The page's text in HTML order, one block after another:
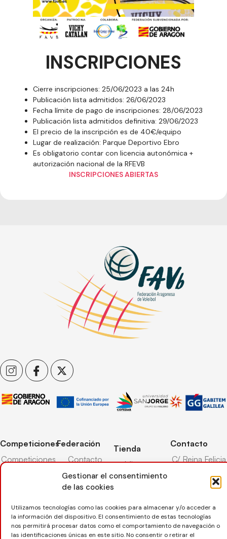
Gestionar el consentimiento
de las cookies
Utilizamos tecnologías como las cookies para almacenar y/o acceder a
la información del dispositivo. El consentimiento de estas tecnologías
nos permitirá procesar datos como el comportamiento de navegación o
las identificaciones únicas en este sitio. No consentir o retirar el
INSCRIPCIONES
Cierre inscripciones: 25/06/2023 a las 24h
Publicación lista admitidos: 26/06/2023
Fecha límite de pago de inscripciones: 28/06/2023
Publicación lista admitidos definitiva: 29/06/2023
El precio de la inscripción es de 40€/equipo
Lugar de realización: Parque Deportivo Ebro
Es obligatorio contar con licencia autonómica +
autorización nacional de la RFEVB
INSCRIPCIONES ABIERTAS
Competiciones
Competiciones
Competiciones
Nieve
Federación
Contacto
Transparencia
Árbitros
Entrenadores
Seguro
deportivo
Tienda
Mi cuenta
Carrito
Pasarela pago
Devoluciones
Contacto
C/ Reina Felicia
50003,
Zaragoza
976 73 08 41